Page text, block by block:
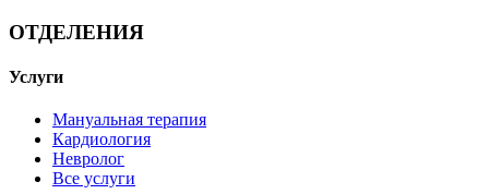
ОТДЕЛЕНИЯ
Услуги
Мануальная терапия
Кардиология
Невролог
Все услуги